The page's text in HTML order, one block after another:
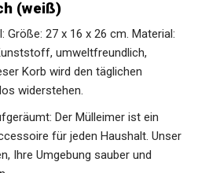
(weiß)
Größe: 27 x 16 x 26 cm. Material:
umweltfreundlich,
Korb wird den täglichen
widerstehen.
Der Mülleimer ist ein
für jeden Haushalt. Unser
Ihre Umgebung sauber und